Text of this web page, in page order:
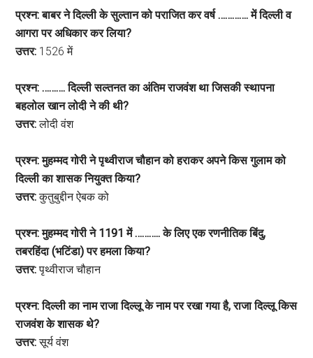
प्रश्न: बाबर ने दिल्ली के सुल्तान को पराजित कर वर्ष …………. में दिल्ली व
आगरा पर अधिकार कर लिया?
उत्तर: 1526 में
प्रश्न: ………. दिल्ली सल्तनत का अंतिम राजवंश था जिसकी स्थापना
बहलोल खान लोदी ने की थी?
उत्तर:लोदी वंश
प्रश्न: मुहम्मद गोरी ने पृथ्वीराज चौहान को हराकर अपने किस गुलाम को
दिल्ली का शासक नियुक्त किया?
उत्तर:कुतुबुद्दीन ऐबक को
प्रश्न: मुहम्मद गोरी ने 1191 में ……….. के लिए एक रणनीतिक बिंदु,
तबरहिंदा (भटिंडा) पर हमला किया?
उत्तर:पृथ्वीराज चौहान
प्रश्न: दिल्ली का नाम राजा दिल्लू के नाम पर रखा गया है, राजा दिल्लू किस
राजवंश के शासक थे?
उत्तर:सूर्य वंश